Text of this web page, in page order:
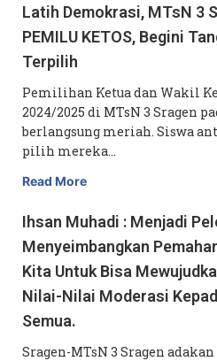
Latih Demokrasi, MTsN 3
PEMILU KETOS, Begini
Terpilih
Pemilihan Ketua dan Wakil
2024/2025 di MTsN 3 Sragen
berlangsung meriah. Siswa
pilih mereka…
Read More
Ihsan Muhadi : Menjadi
Menyeimbangkan
Kita Untuk Bisa
Nilai-Nilai Moderasi
Semua.
Sragen-MTsN 3 Sragen